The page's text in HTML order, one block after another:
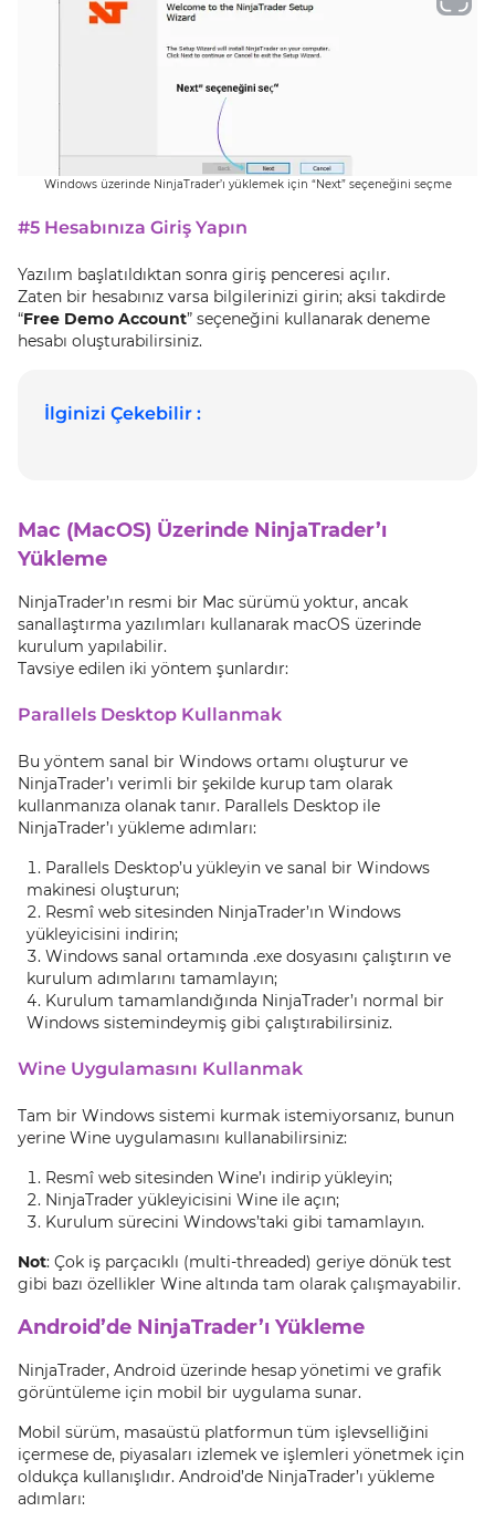
Windows üzerinde NinjaTrader’ı yüklemek için “Next” seçeneğini seçme
#5 Hesabınıza Giriş Yapın
Yazılım başlatıldıktan sonra giriş penceresi açılır.
Zaten bir hesabınız varsa bilgilerinizi girin; aksi takdirde
“Free Demo Account” seçeneğini kullanarak deneme
hesabı oluşturabilirsiniz.
İlginizi Çekebilir :
Mac (MacOS) Üzerinde NinjaTrader’ı
Yükleme
NinjaTrader’ın resmi bir Mac sürümü yoktur, ancak
sanallaştırma yazılımları kullanarak macOS üzerinde
kurulum yapılabilir.
Tavsiye edilen iki yöntem şunlardır:
Parallels Desktop Kullanmak
Bu yöntem sanal bir Windows ortamı oluşturur ve
NinjaTrader’ı verimli bir şekilde kurup tam olarak
kullanmanıza olanak tanır. Parallels Desktop ile
NinjaTrader’ı yükleme adımları:
Parallels Desktop’u yükleyin ve sanal bir Windows
makinesi oluşturun;
Resmî web sitesinden NinjaTrader’ın Windows
yükleyicisini indirin;
Windows sanal ortamında .exe dosyasını çalıştırın ve
kurulum adımlarını tamamlayın;
Kurulum tamamlandığında NinjaTrader’ı normal bir
Windows sistemindeymiş gibi çalıştırabilirsiniz.
Wine Uygulamasını Kullanmak
Tam bir Windows sistemi kurmak istemiyorsanız, bunun
yerine Wine uygulamasını kullanabilirsiniz:
Resmî web sitesinden Wine’ı indirip yükleyin;
NinjaTrader yükleyicisini Wine ile açın;
Kurulum sürecini Windows’taki gibi tamamlayın.
Not: Çok iş parçacıklı (multi-threaded) geriye dönük test
gibi bazı özellikler Wine altında tam olarak çalışmayabilir.
Android’de NinjaTrader’ı Yükleme
NinjaTrader, Android üzerinde hesap yönetimi ve grafik
görüntüleme için mobil bir uygulama sunar.
Mobil sürüm, masaüstü platformun tüm işlevselliğini
içermese de, piyasaları izlemek ve işlemleri yönetmek için
oldukça kullanışlıdır. Android’de NinjaTrader’ı yükleme
adımları: